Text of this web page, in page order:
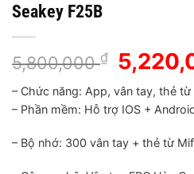
Seakey F25B
5,800,000₫
Giá
gốc
là:
– Chức năng: App, vân tay, thẻ
– Phần mềm: Hỗ trợ IOS +
– Bộ nhớ: 300 vân tay + thẻ từ